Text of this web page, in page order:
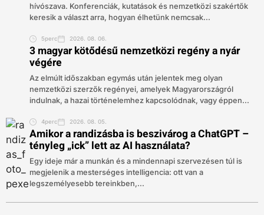
hívószava. Konferenciák, kutatások és nemzetközi szakértők
keresik a választ arra, hogyan élhetünk nemcsak...
5perc 2026. 08. 06.
3 magyar kötődésű nemzetközi regény a nyár
végére
Az elmúlt időszakban egymás után jelentek meg olyan
nemzetközi szerzők regényei, amelyek Magyarországról
indulnak, a hazai történelemhez kapcsolódnak, vagy éppen...
4perc 2026. 08. 05.
Amikor a randizásba is beszivárog a ChatGPT –
tényleg „ick” lett az AI használata?
Egy ideje már a munkán és a mindennapi szervezésen túl is
megjelenik a mesterséges intelligencia: ott van a
legszemélyesebb tereinkben,...